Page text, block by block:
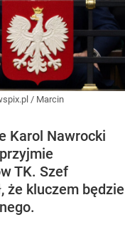
/ Marcin
Karol Nawrocki
TK. Szef
że kluczem będzie